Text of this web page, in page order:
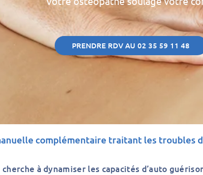
PRENDRE RDV AU 02 35 59 11 48
complémentaire traitant les troubles
à dynamiser les capacités d’auto